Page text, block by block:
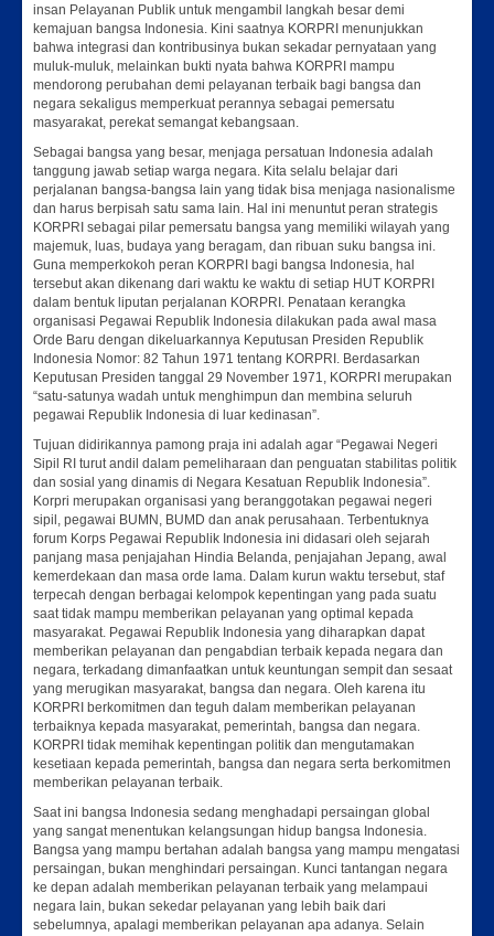
insan Pelayanan Publik untuk mengambil langkah besar demi
kemajuan bangsa Indonesia. Kini saatnya KORPRI menunjukkan
bahwa integrasi dan kontribusinya bukan sekadar pernyataan yang
muluk-muluk, melainkan bukti nyata bahwa KORPRI mampu
mendorong perubahan demi pelayanan terbaik bagi bangsa dan
negara sekaligus memperkuat perannya sebagai pemersatu
masyarakat, perekat semangat kebangsaan.
Sebagai bangsa yang besar, menjaga persatuan Indonesia adalah
tanggung jawab setiap warga negara. Kita selalu belajar dari
perjalanan bangsa-bangsa lain yang tidak bisa menjaga nasionalisme
dan harus berpisah satu sama lain. Hal ini menuntut peran strategis
KORPRI sebagai pilar pemersatu bangsa yang memiliki wilayah yang
majemuk, luas, budaya yang beragam, dan ribuan suku bangsa ini.
Guna memperkokoh peran KORPRI bagi bangsa Indonesia, hal
tersebut akan dikenang dari waktu ke waktu di setiap HUT KORPRI
dalam bentuk liputan perjalanan KORPRI. Penataan kerangka
organisasi Pegawai Republik Indonesia dilakukan pada awal masa
Orde Baru dengan dikeluarkannya Keputusan Presiden Republik
Indonesia Nomor: 82 Tahun 1971 tentang KORPRI. Berdasarkan
Keputusan Presiden tanggal 29 November 1971, KORPRI merupakan
“satu-satunya wadah untuk menghimpun dan membina seluruh
pegawai Republik Indonesia di luar kedinasan”.
Tujuan didirikannya pamong praja ini adalah agar “Pegawai Negeri
Sipil RI turut andil dalam pemeliharaan dan penguatan stabilitas politik
dan sosial yang dinamis di Negara Kesatuan Republik Indonesia”.
Korpri merupakan organisasi yang beranggotakan pegawai negeri
sipil, pegawai BUMN, BUMD dan anak perusahaan. Terbentuknya
forum Korps Pegawai Republik Indonesia ini didasari oleh sejarah
panjang masa penjajahan Hindia Belanda, penjajahan Jepang, awal
kemerdekaan dan masa orde lama. Dalam kurun waktu tersebut, staf
terpecah dengan berbagai kelompok kepentingan yang pada suatu
saat tidak mampu memberikan pelayanan yang optimal kepada
masyarakat. Pegawai Republik Indonesia yang diharapkan dapat
memberikan pelayanan dan pengabdian terbaik kepada negara dan
negara, terkadang dimanfaatkan untuk keuntungan sempit dan sesaat
yang merugikan masyarakat, bangsa dan negara. Oleh karena itu
KORPRI berkomitmen dan teguh dalam memberikan pelayanan
terbaiknya kepada masyarakat, pemerintah, bangsa dan negara.
KORPRI tidak memihak kepentingan politik dan mengutamakan
kesetiaan kepada pemerintah, bangsa dan negara serta berkomitmen
memberikan pelayanan terbaik.
Saat ini bangsa Indonesia sedang menghadapi persaingan global
yang sangat menentukan kelangsungan hidup bangsa Indonesia.
Bangsa yang mampu bertahan adalah bangsa yang mampu mengatasi
persaingan, bukan menghindari persaingan. Kunci tantangan negara
ke depan adalah memberikan pelayanan terbaik yang melampaui
negara lain, bukan sekedar pelayanan yang lebih baik dari
sebelumnya, apalagi memberikan pelayanan apa adanya. Selain